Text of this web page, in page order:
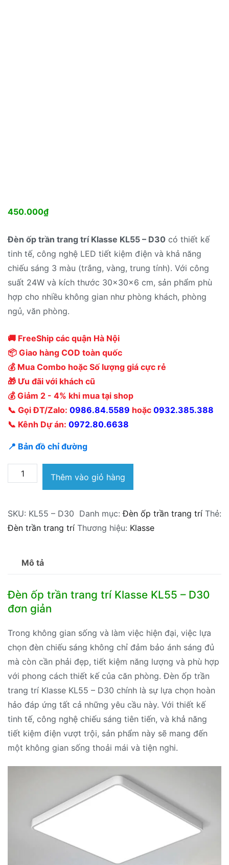
450.000₫
Đèn ốp trần trang trí Klasse KL55 – D30 có thiết kế
tinh tế, công nghệ LED tiết kiệm điện và khả năng
chiếu sáng 3 màu (trắng, vàng, trung tính). Với công
suất 24W và kích thước 30x30x6 cm, sản phẩm phù
hợp cho nhiều không gian như phòng khách, phòng
ngủ, văn phòng.
🚚 FreeShip các quận Hà Nội
📦 Giao hàng COD toàn quốc
💰 Mua Combo hoặc Số lượng giá cực rẻ
🎁 Ưu đãi với khách cũ
💰 Giảm 2 - 4% khi mua tại shop
📞 Gọi ĐT/Zalo: 0986.84.5589 hoặc 0932.385.388
📞 Kênh Dự án: 0972.80.6638
📍 Bản đồ chỉ đường
Đèn
ốp
trang
trí
số
lượng
Thêm vào giỏ hàng
SKU: KL55 – D30 Danh mục:Đèn ốp trần trang trí Thẻ:
Đèn trần trang trí Thương hiệu: Klasse
Mô tả
Đèn ốp trần trang trí Klasse KL55 – D30
đơn giản
Trong không gian sống và làm việc hiện đại, việc lựa
chọn đèn chiếu sáng không chỉ đảm bảo ánh sáng đủ
mà còn cần phải đẹp, tiết kiệm năng lượng và phù hợp
với phong cách thiết kế của căn phòng. Đèn ốp trần
trang trí Klasse KL55 – D30 chính là sự lựa chọn hoàn
hảo đáp ứng tất cả những yêu cầu này. Với thiết kế
tinh tế, công nghệ chiếu sáng tiên tiến, và khả năng
tiết kiệm điện vượt trội, sản phẩm này sẽ mang đến
một không gian sống thoải mái và tiện nghi.